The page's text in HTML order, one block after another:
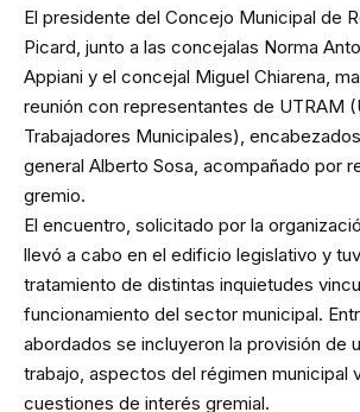
El presidente del Concejo Municipal de
Picard, junto a las concejalas Norma
Appiani y el concejal Miguel Chiarena,
reunión con representantes de UTRAM
Trabajadores Municipales),
general Alberto Sosa, acompañado por
gremio.
El encuentro, solicitado por la
llevó a cabo en el edificio legislativo y
tratamiento de distintas inquietudes
funcionamiento del sector municipal.
abordados se incluyeron la provisión de
trabajo, aspectos del régimen municipal
cuestiones de interés gremial.